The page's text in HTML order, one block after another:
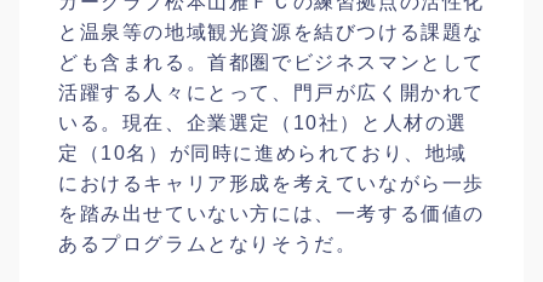
と温泉等の地域観光資源を結びつける課題な
ども含まれる。首都圏でビジネスマンとして
活躍する人々にとって、門戸が広く開かれて
いる。現在、企業選定（10社）と人材の選
定（10名）が同時に進められており、地域
におけるキャリア形成を考えていながら一歩
を踏み出せていない方には、一考する価値の
あるプログラムとなりそうだ。